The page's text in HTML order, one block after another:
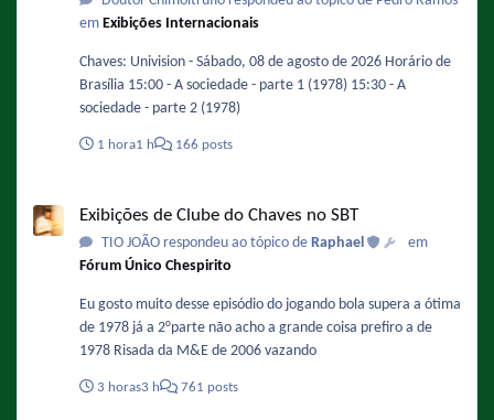
em Exibições Internacionais
Chaves: Univision - Sábado, 08 de agosto de 2026 Horário de
Brasília 15:00 - A sociedade - parte 1 (1978) 15:30 - A
sociedade - parte 2 (1978)
1 hora1 h 166 posts
Exibições de Clube do Chaves no SBT
TIO JOÃO respondeu ao tópico de Raphael
em
Fórum Único Chespirito
Eu gosto muito desse episódio do jogando bola supera a ótima
de 1978 já a 2°parte não acho a grande coisa prefiro a de
1978 Risada da M&E de 2006 vazando
3 horas3 h 761 posts